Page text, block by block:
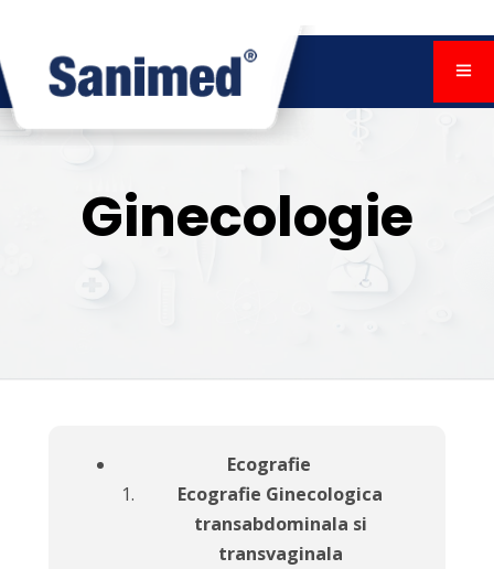
Ginecologie
Ecografie
Ecografie Ginecologica
transabdominala si
transvaginala